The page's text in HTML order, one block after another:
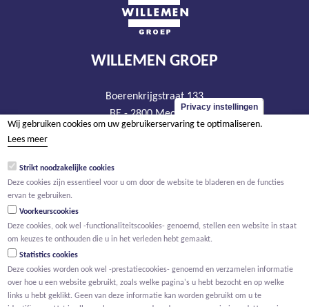
WILLEMEN GROEP
Boerenkrijgstraat 133
BE - 2800 Mechelen
tel +32 15 569 965
BTW BE 0466.256.432
Privacy instellingen
Wij gebruiken cookies om uw gebruikerservaring te optimaliseren.
Lees meer
Strikt noodzakelijke cookies
Deze cookies zijn essentieel voor u om door de website te bladeren en de functies
ervan te gebruiken.
Voorkeurscookies
Deze cookies, ook wel -functionaliteitscookies- genoemd, stellen een website in staat
om keuzes te onthouden die u in het verleden hebt gemaakt.
Statistics cookies
Deze cookies worden ook wel -prestatiecookies- genoemd en verzamelen informatie
over hoe u een website gebruikt, zoals welke pagina's u hebt bezocht en op welke
links u hebt geklikt. Geen van deze informatie kan worden gebruikt om u te